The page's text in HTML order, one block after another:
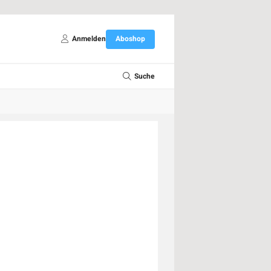
Anmelden Aboshop
Suche